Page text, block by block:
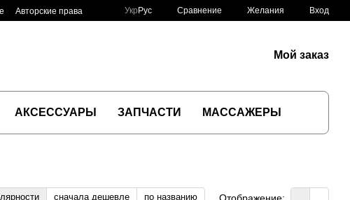
Авторские права
Укр Рус Сравнение Желания Вход
Мой заказ
АКСЕССУАРЫ ЗАПЧАСТИ МАССАЖЕРЫ
сначала дешевле по названию Отображение: